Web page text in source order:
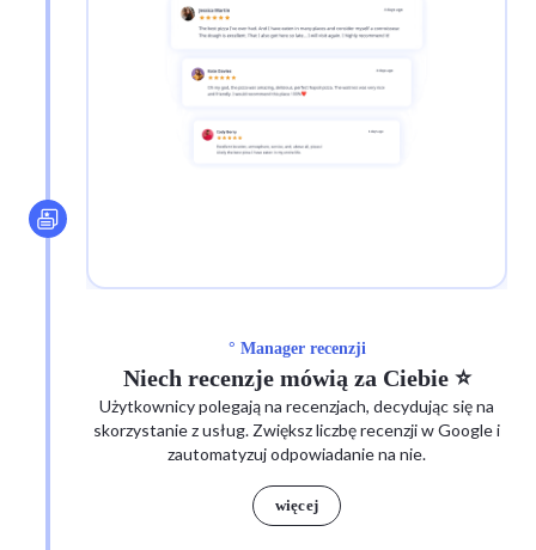
° Manager recenzji
Niech recenzje mówią za Ciebie ⭐
Użytkownicy polegają na recenzjach, decydując się na
skorzystanie z usług. Zwiększ liczbę recenzji w Google i
zautomatyzuj odpowiadanie na nie.
więcej